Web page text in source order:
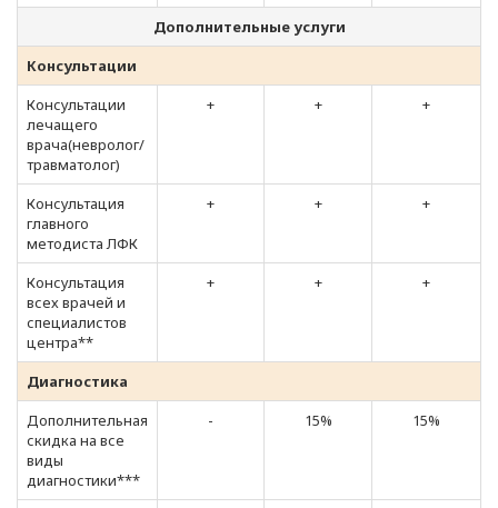
Дополнительные услуги
Консультации
Консультации
лечащего
врача(невролог/
травматолог)
+ + +
Консультация
главного
методиста ЛФК
+ + +
Консультация
всех врачей и
специалистов
центра**
+ + +
Диагностика
Дополнительная
скидка на все
виды
диагностики***
- 15% 15%